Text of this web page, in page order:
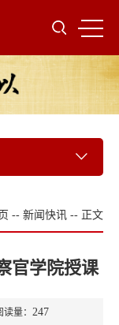
-- 新闻快讯 -- 正文
官学院授课
量： 247